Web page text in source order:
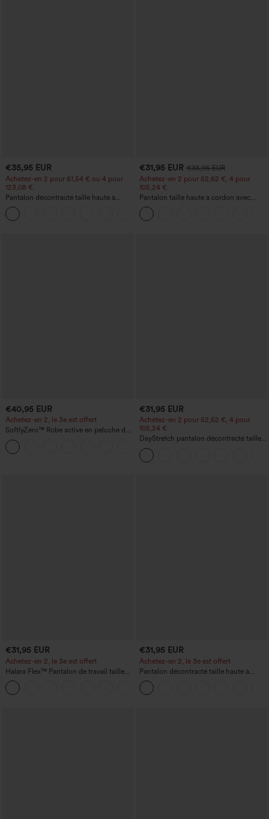
€35,95 EUR
Achetez-en 2 pour 61,54 € ou 4 pour
123,08 €.
Pantalon décontracté taille haute à
jambe droite, effet lin, avec poches
€31,95 EUR €35,95 EUR
Achetez-en 2 pour 52,62 €, 4 pour
105,24 €
Pantalon taille haute à cordon avec
poches, jambe large et coupe ample,
style décontracté, effet lin
€40,95 EUR
Achetez-en 2, le 3e est offert
SoftlyZero™ Robe active en peluche dos
nu — Édition Hyper Facile
€31,95 EUR
Achetez-en 2 pour 52,62 €, 4 pour
105,24 €
DayStretch pantalon décontracté taille
haute avec poches et coupe droite
€31,95 EUR
Achetez-en 2, le 3e est offert
Halara Flex™ Pantalon de travail taille
haute avec poche latérale arrière et
légère coupe évasée
€31,95 EUR
Achetez-en 2, le 3e est offert
Pantalon décontracté taille haute à
cordon, coupe large en mélange de lin,
avec poches